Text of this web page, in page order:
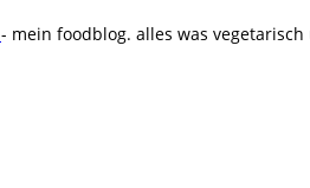
- mein foodblog. alles was